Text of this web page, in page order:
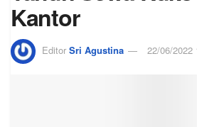
Kantor
Editor Sri Agustina 22/06/2022